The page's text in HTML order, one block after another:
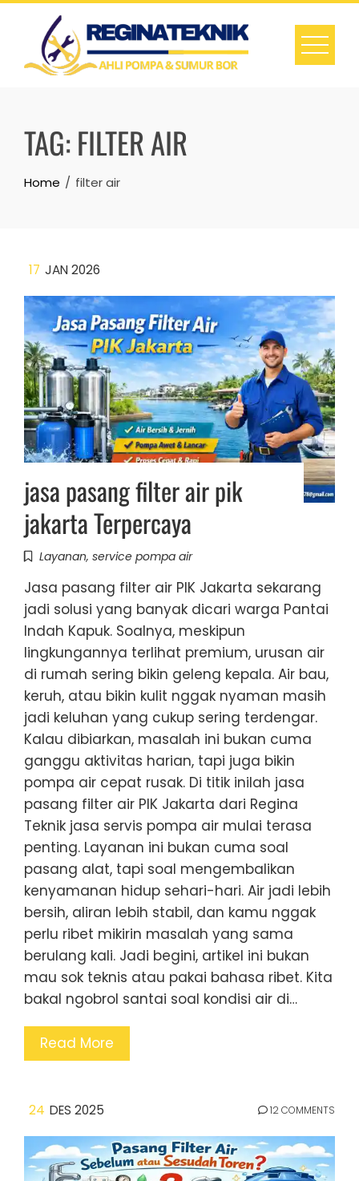
Skip
content
TAG:FILTER AIR
Home filter air
17 JAN 2026
jasa pasang filter air pik
jakarta Terpercaya
Layanan, service pompa air
Jasa pasang filter air PIK Jakarta sekarang
jadi solusi yang banyak dicari warga Pantai
Indah Kapuk. Soalnya, meskipun
lingkungannya terlihat premium, urusan air
di rumah sering bikin geleng kepala. Air bau,
keruh, atau bikin kulit nggak nyaman masih
jadi keluhan yang cukup sering terdengar.
Kalau dibiarkan, masalah ini bukan cuma
ganggu aktivitas harian, tapi juga bikin
pompa air cepat rusak. Di titik inilah jasa
pasang filter air PIK Jakarta dari Regina
Teknik jasa servis pompa air mulai terasa
penting. Layanan ini bukan cuma soal
pasang alat, tapi soal mengembalikan
kenyamanan hidup sehari-hari. Air jadi lebih
bersih, aliran lebih stabil, dan kamu nggak
perlu ribet mikirin masalah yang sama
berulang kali. Jadi begini, artikel ini bukan
mau sok teknis atau pakai bahasa ribet. Kita
bakal ngobrol santai soal kondisi air di…
Read More
24 DES 2025 12 COMMENTS